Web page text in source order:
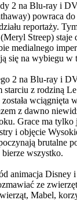
2 na Blu-ray i
powraca
reportaży.
Streep) staje
medialnego
się na wybiegu
2 na Blu-ray i
z rodziną
wciągnięta
z dawno
Grace ma tylko
i objęcie
brutalne
bierze wszystko.
animacja
ze
Mabel,